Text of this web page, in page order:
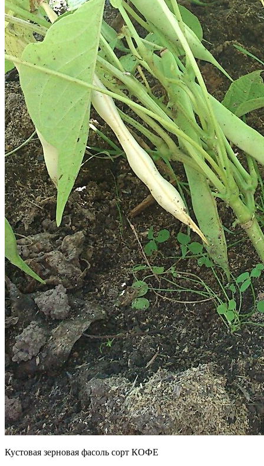
Кустовая зерновая фасоль сорт КОФЕ